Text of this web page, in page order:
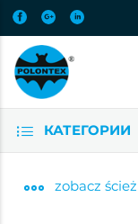
КАТЕГОРИИ
zobacz